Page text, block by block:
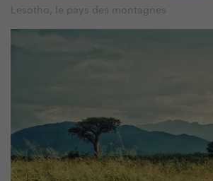
Lesotho, le pays des montagnes